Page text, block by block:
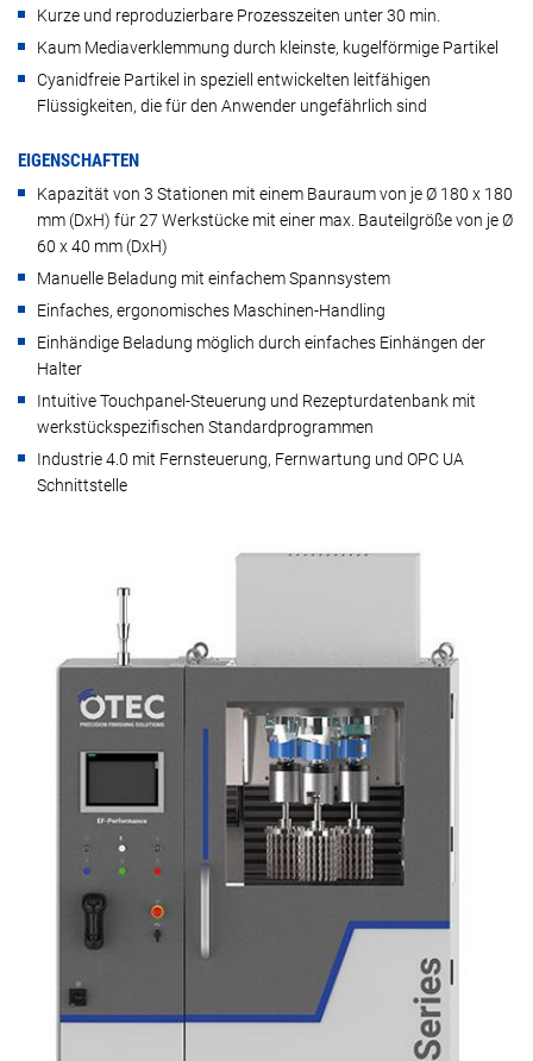
Kurze und reproduzierbare Prozesszeiten unter 30 min.
Kaum Mediaverklemmung durch kleinste, kugelförmige Partikel
Cyanidfreie Partikel in speziell entwickelten leitfähigen
Flüssigkeiten, die für den Anwender ungefährlich sind
EIGENSCHAFTEN
Kapazität von 3 Stationen mit einem Bauraum von je Ø 180 x 180
mm (DxH) für 27 Werkstücke mit einer max. Bauteilgröße von je Ø
60 x 40 mm (DxH)
Manuelle Beladung mit einfachem Spannsystem
Einfaches, ergonomisches Maschinen-Handling
Einhändige Beladung möglich durch einfaches Einhängen der
Halter
Intuitive Touchpanel-Steuerung und Rezepturdatenbank mit
werkstückspezifischen Standardprogrammen
Industrie 4.0 mit Fernsteuerung, Fernwartung und OPC UA
Schnittstelle